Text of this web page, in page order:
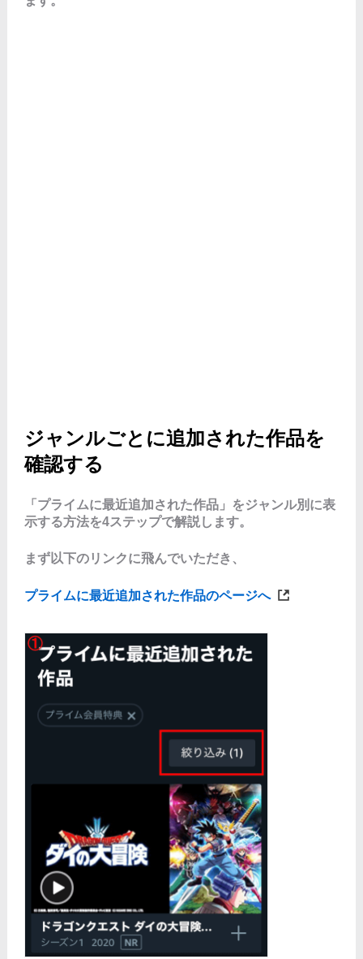
ジャンルごとに追加された作品を
確認する
「プライムに最近追加された作品」をジャンル別に表
示する方法を4ステップで解説します。
まず以下のリンクに飛んでいただき、
プライムに最近追加された作品のページへ